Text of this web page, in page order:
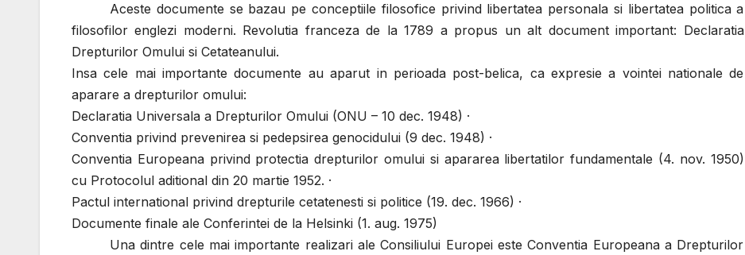
Aceste documente se bazau pe conceptiile filosofice privind libertatea personala si libertatea politica a
filosofilor englezi moderni. Revolutia franceza de la 1789 a propus un alt document important: Declaratia
Drepturilor Omului si Cetateanului.
Insa cele mai importante documente au aparut in perioada post-belica, ca expresie a vointei nationale de
aparare a drepturilor omului:
Declaratia Universala a Drepturilor Omului (ONU – 10 dec. 1948) ·
Conventia privind prevenirea si pedepsirea genocidului (9 dec. 1948) ·
Conventia Europeana privind protectia drepturilor omului si apararea libertatilor fundamentale (4. nov. 1950)
cu Protocolul aditional din 20 martie 1952. ·
Pactul international privind drepturile cetatenesti si politice (19. dec. 1966) ·
Documente finale ale Conferintei de la Helsinki (1. aug. 1975)
Una dintre cele mai importante realizari ale Consiliului Europei este Conventia Europeana a Drepturilor